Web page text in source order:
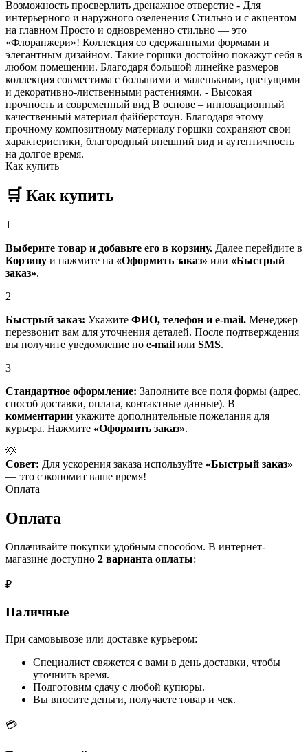
Возможность просверлить дренажное отверстие - Для
интерьерного и наружного озеленения Стильно и с акцентом
на главном Просто и одновременно стильно — это
«Флоранжери»! Коллекция со сдержанными формами и
элегантным дизайном. Такие горшки достойно покажут себя в
любом помещении. Благодаря большой линейке размеров
коллекция совместима с большими и маленькими, цветущими
и декоративно-лиственными растениями. - Высокая
прочность и современный вид В основе – инновационный
качественный материал файберстоун. Благодаря этому
прочному композитному материалу горшки сохраняют свои
характеристики, благородный внешний вид и аутентичность
на долгое время.
Как купить
🛒 Как купить
1
Выберите товар и добавьте его в корзину. Далее перейдите в
Корзину и нажмите на «Оформить заказ» или «Быстрый
заказ».
2
Быстрый заказ: Укажите ФИО, телефон и e-mail. Менеджер
перезвонит вам для уточнения деталей. После подтверждения
вы получите уведомление по e-mail или SMS.
3
Стандартное оформление: Заполните все поля формы (адрес,
способ доставки, оплата, контактные данные). В
комментарии укажите дополнительные пожелания для
курьера. Нажмите «Оформить заказ».
💡
Совет: Для ускорения заказа используйте «Быстрый заказ»
— это сэкономит ваше время!
Оплата
Оплата
Оплачивайте покупки удобным способом. В интернет-
магазине доступно 2 варианта оплаты:
₽
Наличные
При самовывозе или доставке курьером:
Специалист свяжется с вами в день доставки, чтобы
уточнить время.
Подготовим сдачу с любой купюры.
Вы вносите деньги, получаете товар и чек.
💳